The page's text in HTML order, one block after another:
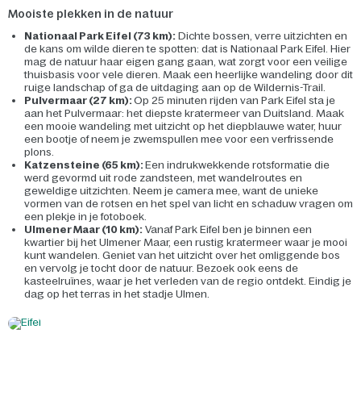
Mooiste plekken in de natuur
Nationaal Park Eifel (73 km): Dichte bossen, verre uitzichten en
de kans om wilde dieren te spotten: dat is Nationaal Park Eifel. Hier
mag de natuur haar eigen gang gaan, wat zorgt voor een veilige
thuisbasis voor vele dieren. Maak een heerlijke wandeling door dit
ruige landschap of ga de uitdaging aan op de Wildernis-Trail.
Pulvermaar (27 km):Op 25 minuten rijden van Park Eifel sta je
aan het Pulvermaar: het diepste kratermeer van Duitsland. Maak
een mooie wandeling met uitzicht op het diepblauwe water, huur
een bootje of neem je zwemspullen mee voor een verfrissende
plons.
Katzensteine (65 km):Een indrukwekkende rotsformatie die
werd gevormd uit rode zandsteen, met wandelroutes en
geweldige uitzichten. Neem je camera mee, want de unieke
vormen van de rotsen en het spel van licht en schaduw vragen om
een plekje in je fotoboek.
Ulmener Maar (10 km): Vanaf Park Eifel ben je binnen een
kwartier bij het Ulmener Maar, een rustig kratermeer waar je mooi
kunt wandelen. Geniet van het uitzicht over het omliggende bos
en vervolg je tocht door de natuur. Bezoek ook eens de
kasteelruïnes, waar je het verleden van de regio ontdekt. Eindig je
dag op het terras in het stadje Ulmen.